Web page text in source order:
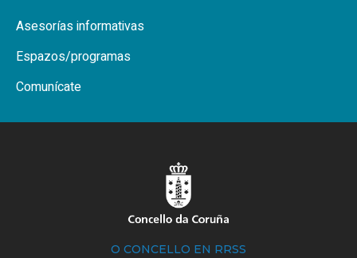
Asesorías informativas
Espazos/programas
Comunícate
O CONCELLO EN RRSS